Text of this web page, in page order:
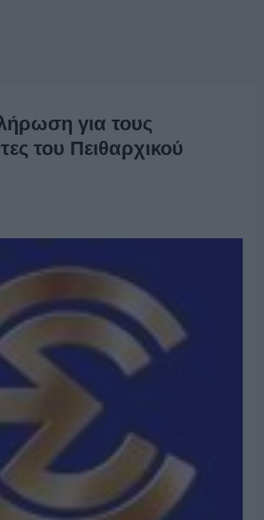
για τους
του Πειθαρχικού